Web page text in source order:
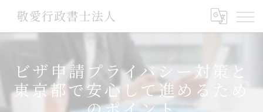
ビザ申請プライバシー対策と
東京都で安心して進めるため